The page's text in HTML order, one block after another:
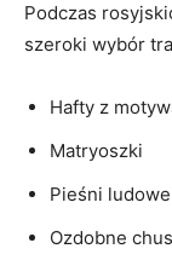
Podczas
szeroki ​wybór
Hafty z
Matryoszki
Pieśni‍ ludowe
Ozdobne